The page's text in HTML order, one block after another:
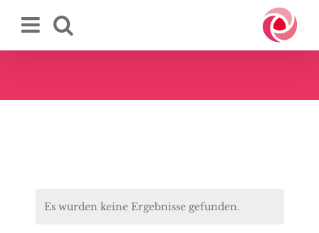
Inhalt
Es wurden keine Ergebnisse gefunden.